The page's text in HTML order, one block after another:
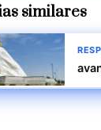
similares